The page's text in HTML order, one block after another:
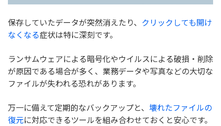
保存していたデータが突然消えたり、 クリックしても開け
なくなる症状は特に深刻です。
ランサムウェアによる暗号化やウイルスによる破損・削除
が原因である場合が多く、業務データや写真などの大切な
ファイルが失われる恐れがあります。
万一に備えて定期的なバックアップと、 壊れたファイルの
復元に対応できるツールを組み合わせておくと安心です。